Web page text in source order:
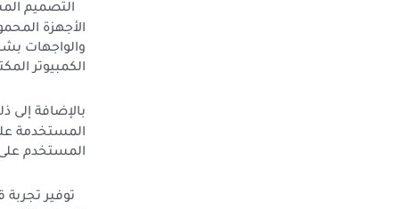
التصميم
الأجهزة
والواجهات
الكمبيوتر
بالإضافة
المستخدمة
المستخدم
توفير